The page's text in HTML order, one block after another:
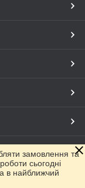
замовлення та
сьогодні
в найближчий